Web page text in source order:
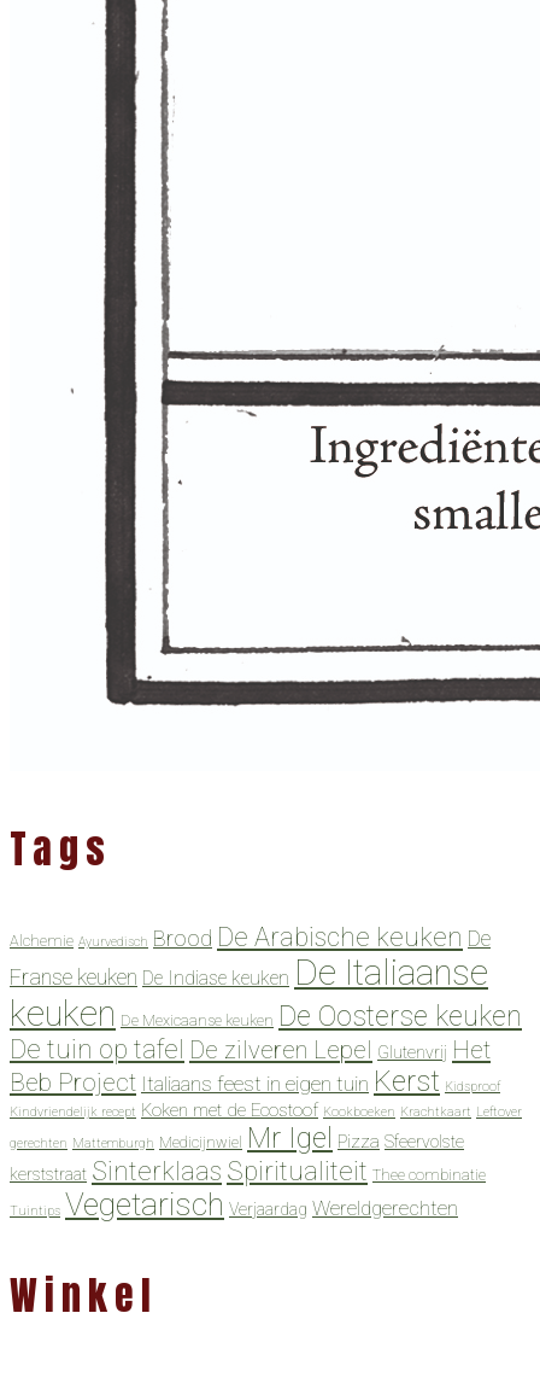
Tags
Alchemie Ayurvedisch Brood De Arabische keuken De
Franse keuken De Indiase keuken De Italiaanse
keuken De Mexicaanse keuken De Oosterse keuken
De tuin op tafel De zilveren Lepel Glutenvrij Het
Beb Project Italiaans feest in eigen tuin Kerst Kidsproof
Kindvriendelijk recept Koken met de Ecostoof Kookboeken Krachtkaart Leftover
gerechten Mattemburgh Medicijnwiel Mr Igel Pizza Sfeervolste
kerststraat Sinterklaas Spiritualiteit Thee combinatie
Tuintips Vegetarisch Verjaardag Wereldgerechten
Winkel